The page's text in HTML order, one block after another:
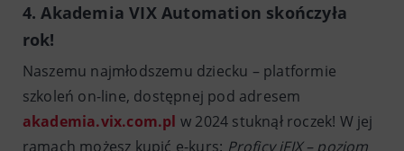
4. Akademia VIX Automation skończyła
rok!
Naszemu najmłodszemu dziecku – platformie
szkoleń on-line, dostępnej pod adresem
akademia.vix.com.pl w 2024 stuknął roczek! W jej
ramach możesz kupić e-kurs: Proficy iFIX – poziom